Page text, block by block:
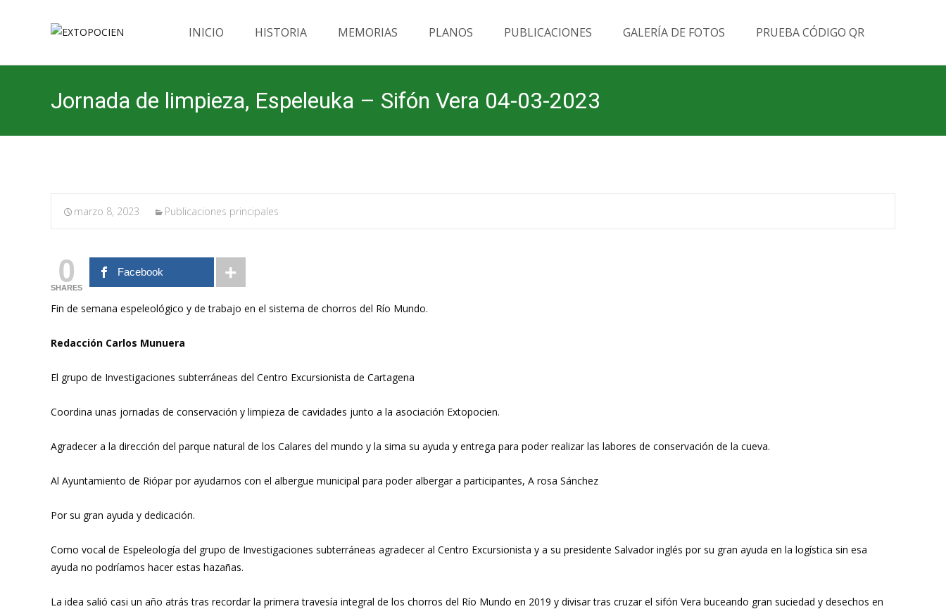
INICIO HISTORIA MEMORIAS PLANOS PUBLICACIONES GALERÍA DE FOTOS PRUEBA CÓDIGO QR
Jornada de limpieza, Espeleuka – Sifón Vera 04-03-2023
marzo 8, 2023 Publicaciones principales
0
SHARES
Facebook
Fin de semana espeleológico y de trabajo en el sistema de chorros del Río Mundo.
Redacción Carlos Munuera
El grupo de Investigaciones subterráneas del Centro Excursionista de Cartagena
Coordina unas jornadas de conservación y limpieza de cavidades junto a la asociación Extopocien.
Agradecer a la dirección del parque natural de los Calares del mundo y la sima su ayuda y entrega para poder realizar las labores de conservación de la cueva.
Al Ayuntamiento de Riópar por ayudarnos con el albergue municipal para poder albergar a participantes, A rosa Sánchez
Por su gran ayuda y dedicación.
Como vocal de Espeleología del grupo de Investigaciones subterráneas agradecer al Centro Excursionista y a su presidente Salvador inglés por su gran ayuda en la logística sin esa
ayuda no podríamos hacer estas hazañas.
La idea salió casi un año atrás tras recordar la primera travesía integral de los chorros del Río Mundo en 2019 y divisar tras cruzar el sifón Vera buceando gran suciedad y desechos en